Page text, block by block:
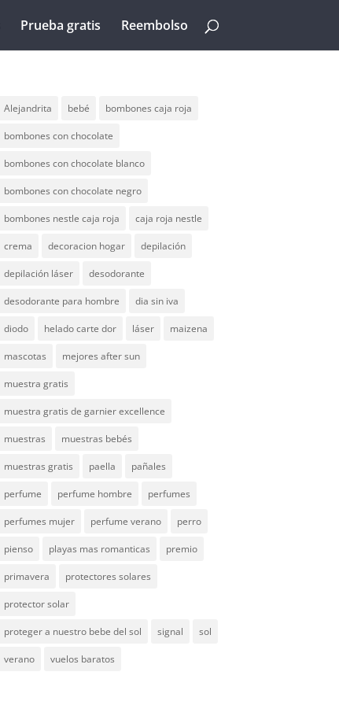
Prueba gratis Reembolso
Alejandrita bebé bombones caja roja
bombones con chocolate
bombones con chocolate blanco
bombones con chocolate negro
bombones nestle caja roja caja roja nestle
crema decoracion hogar depilación
depilación láser desodorante
desodorante para hombre dia sin iva
diodo helado carte dor láser maizena
mascotas mejores after sun
muestra gratis
muestra gratis de garnier excellence
muestras muestras bebés
muestras gratis paella pañales
perfume perfume hombre perfumes
perfumes mujer perfume verano perro
pienso playas mas romanticas premio
primavera protectores solares
protector solar
proteger a nuestro bebe del sol signal sol
verano vuelos baratos